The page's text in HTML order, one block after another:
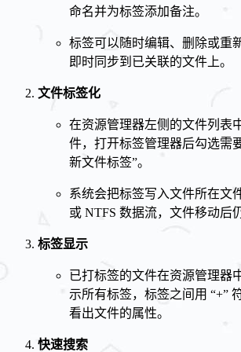
命名并为标签添加备注。
标签可以随时编辑、删除或重
即时同步到已关联的文件上。
文件标签化
在资源管理器左侧的文件列表
件，打开标签管理器后勾选需
新文件标签”。
系统会把标签写入文件所在文
或 NTFS 数据流，文件移动后
标签显示
已打标签的文件在资源管理器
示所有标签，标签之间用 “+”
看出文件的属性。
快速搜索